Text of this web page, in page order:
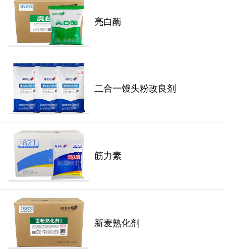
亮白酶
二合一馒头粉改良剂
筋力素
新麦熟化剂